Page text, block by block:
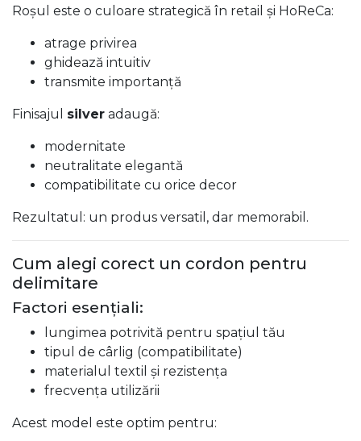
Roșul este o culoare strategică în retail și HoReCa:
atrage privirea
ghidează intuitiv
transmite importanță
Finisajul silver adaugă:
modernitate
neutralitate elegantă
compatibilitate cu orice decor
Rezultatul: un produs versatil, dar memorabil.
Cum alegi corect un cordon pentru
delimitare
Factori esențiali:
lungimea potrivită pentru spațiul tău
tipul de cârlig (compatibilitate)
materialul textil și rezistența
frecvența utilizării
Acest model este optim pentru: